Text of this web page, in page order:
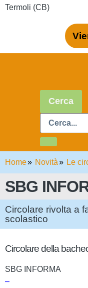
Termoli (CB)
Cerca
Home Novità Le
SBG
Circolare rivolta a
scolastico
Circolare della
SBG INFORMA
–